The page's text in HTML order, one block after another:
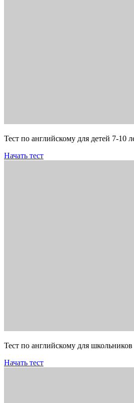
Тест по английскому для детей 7-10
Начать тест
Тест по английскому для школьников
Начать тест